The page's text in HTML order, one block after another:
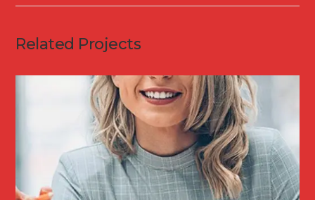
Related Projects